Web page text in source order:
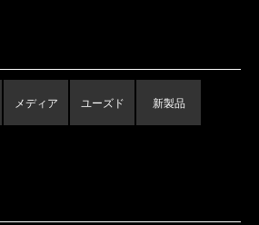
メディア ユーズド 新製品